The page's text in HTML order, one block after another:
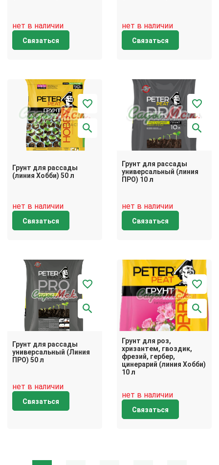
нет в наличии
Связаться
нет в наличии
Связаться
Грунт для рассады
(линия Хобби) 50 л
нет в наличии
Связаться
Грунт для рассады
универсальный (линия
ПРО) 10 л
нет в наличии
Связаться
Грунт для рассады
универсальный (Линия
ПРО) 50 л
нет в наличии
Связаться
Грунт для роз,
хризантем, гвоздик,
фрезий, гербер,
цинерарий (линия Хобби)
10 л
нет в наличии
Связаться